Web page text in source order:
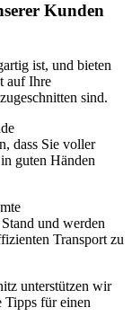
Kunden
ist, und bieten
auf Ihre
sind.
dass Sie voller
guten Händen
und werden
Transport zu
unterstützen wir
Tipps für einen